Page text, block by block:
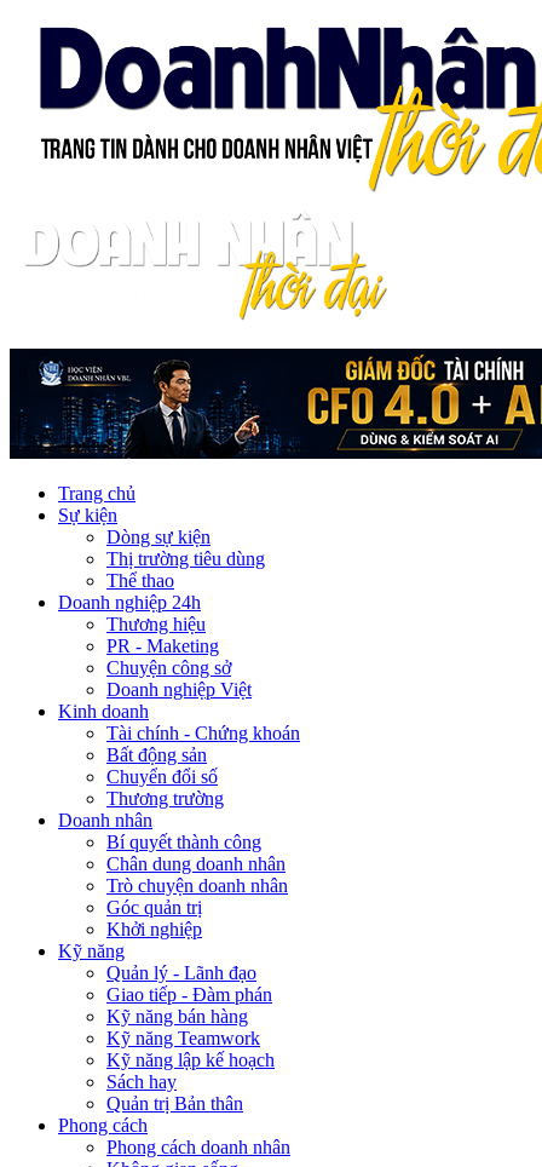
Trang chủ
Sự kiện
Dòng sự kiện
Thị trường tiêu dùng
Thể thao
Doanh nghiệp 24h
Thương hiệu
PR - Maketing
Chuyện công sở
Doanh nghiệp Việt
Kinh doanh
Tài chính - Chứng khoán
Bất động sản
Chuyển đổi số
Thương trường
Doanh nhân
Bí quyết thành công
Chân dung doanh nhân
Trò chuyện doanh nhân
Góc quản trị
Khởi nghiệp
Kỹ năng
Quản lý - Lãnh đạo
Giao tiếp - Đàm phán
Kỹ năng bán hàng
Kỹ năng Teamwork
Kỹ năng lập kế hoạch
Sách hay
Quản trị Bản thân
Phong cách
Phong cách doanh nhân